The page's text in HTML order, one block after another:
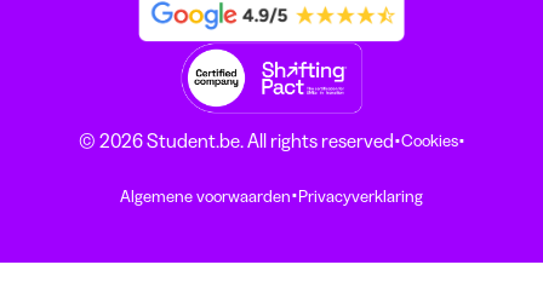
© 2026 Student.be. All rights reserved·Cookies·
Algemene voorwaarden·Privacyverklaring